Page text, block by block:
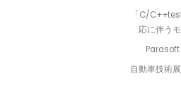
「C/
応に伴う
自動車技術